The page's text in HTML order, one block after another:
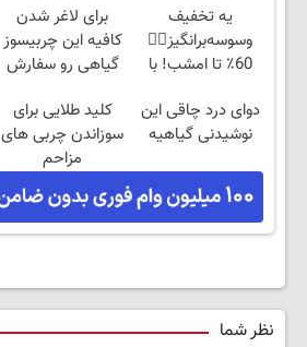
یه تخفیف
وسوسه‌برانگیز👈🏻
60٪ تا امشب! با
آسون لاغر شو
برای لاغر شدن
کافیه این چربیسوز
گیاهی رو سفارش
امشب)
دوای درد چاقی این
نوشیدنی گیاهیه
کلید طلایی برای
سوزاندن چربی های
مزاحم
بدن(60%تخفیف تا
امشب)
نظر شما